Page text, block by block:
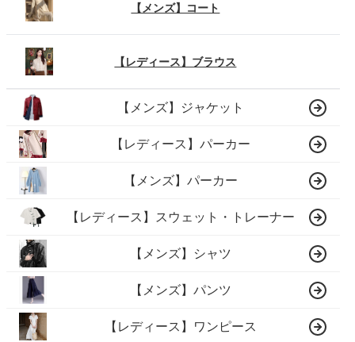
【メンズ】コート
【レディース】ブラウス
【メンズ】ジャケット
【レディース】パーカー
【メンズ】パーカー
【レディース】スウェット・トレーナー
【メンズ】シャツ
【メンズ】パンツ
【レディース】ワンピース